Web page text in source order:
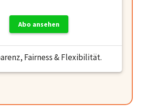
Abo ansehen
Fairness & Flexibilität.